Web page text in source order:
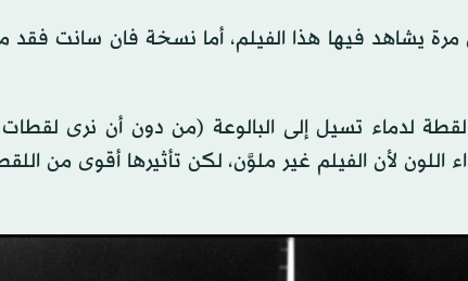
فيها هذا الفيلم، أما نسخة فان سانت فقد
لدماء تسيل إلى البالوعة (من دون أن نرى
لأن الفيلم غير ملوَّن، لكن تأثيرها أقوى من